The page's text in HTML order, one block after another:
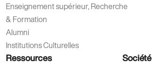
Enseignement supérieur, Recherche
& Formation
Alumni
Institutions Culturelles
Ressources Société